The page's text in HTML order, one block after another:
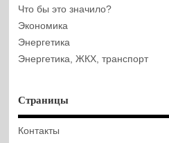
Что бы это значило?
Экономика
Энергетика
Энергетика, ЖКХ, транспорт
Страницы
Контакты